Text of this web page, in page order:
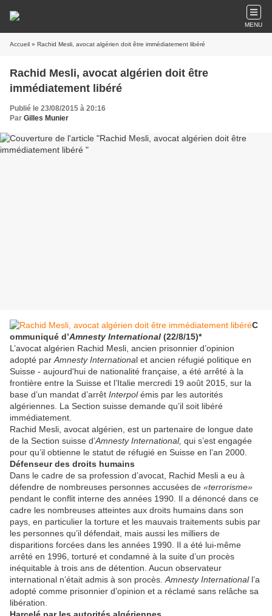
MENU
Accueil » Rachid Mesli, avocat algérien doit être immédiatement libéré
Rachid Mesli, avocat algérien doit être
immédiatement libéré
Publié le 23/08/2015 à 20:16
Par Gilles Munier
C
ommuniqué d’Amnesty International (22/8/15)*
L’avocat algérien Rachid Mesli, ancien prisonnier d’opinion
adopté par Amnesty International et ancien réfugié politique en
Suisse - aujourd'hui de nationalité française, a été arrêté à la
frontière entre la Suisse et l’Italie mercredi 19 août 2015, sur la
base d’un mandat d’arrêt Interpolémis par les autorités
algériennes. La Section suisse demande qu’il soit libéré
immédiatement.
Rachid Mesli, avocat algérien, est un partenaire de longue date
de la Section suisse d’Amnesty International, qui s’est engagée
pour qu’il obtienne le statut de réfugié en Suisse en l’an 2000.
Défenseur des droits humains
Dans le cadre de sa profession d’avocat, Rachid Mesli a eu à
défendre de nombreuses personnes accusées de «terrorisme»
pendant le conflit interne des années 1990. Il a dénoncé dans ce
cadre les nombreuses atteintes aux droits humains dans son
pays, en particulier la torture et les mauvais traitements subis par
les personnes qu’il défendait, mais aussi les milliers de
disparitions forcées dans les années 1990. Il a été lui-même
arrêté en 1996, torturé et condamné à la suite d’un procès
inéquitable à trois ans de détention. Aucun observateur
international n’était admis à son procès. Amnesty Internationall’a
adopté comme prisonnier d’opinion et a réclamé sans relâche sa
libération.